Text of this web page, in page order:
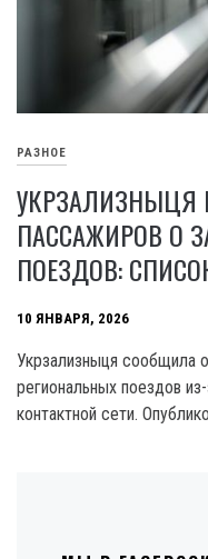
РАЗНОЕ
УКРЗАЛИЗНЫЦЯ
ПАССАЖИРОВ О
ПОЕЗДОВ:
10 ЯНВАРЯ, 2026
Укрзализныця сообщила
региональных поездов
контактной сети.